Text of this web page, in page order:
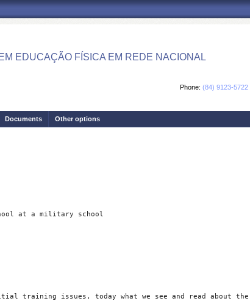
EDUCAÇÃO FÍSICA EM REDE NACIONAL
Phone: (84) 9123-5722
Documents Other options
at a military school
training issues, today what we see and read about